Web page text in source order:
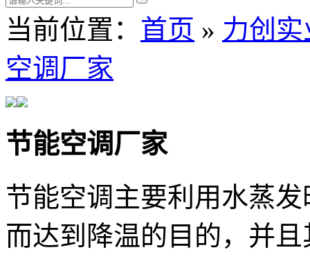
当前位置： 首页 » 力创
空调厂家
节能空调厂家
节能空调主要利用水蒸
而达到降温的目的，并